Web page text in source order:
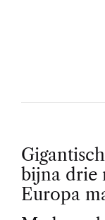
P
o
bijna drie
Europa